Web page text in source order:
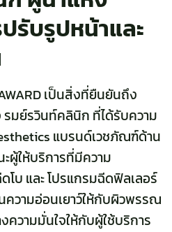
รับรูปหน้าและ
เป็นสิ่งที่ยืนยันถึง
มย์รวินท์คลินิก ที่ได้รับความ
แบรนด์เวชภัณฑ์ด้าน
ะผู้ให้บริการที่มีความ
โบ และ โปรแกรมฉีดฟิลเลอร์
ความอ่อนเยาว์ให้กับผิวพรรณ
ความมั่นใจให้กับผู้ใช้บริการ